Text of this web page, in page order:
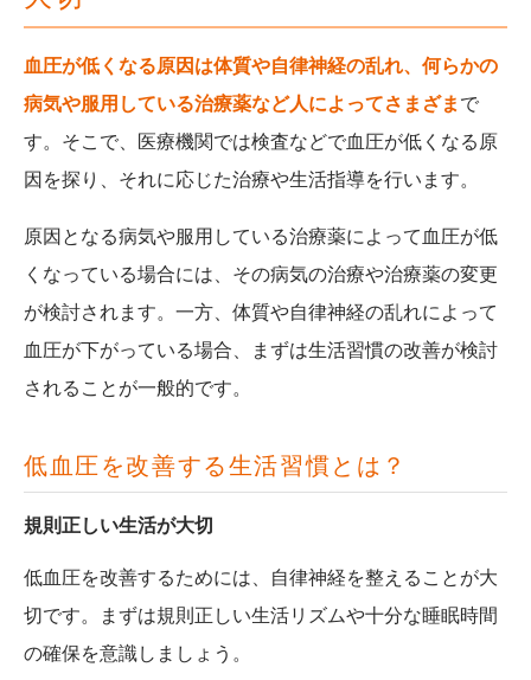
血圧が低くなる原因は体質や自律神経の乱れ、何らかの
病気や服用している治療薬など人によってさまざま で
す。そこで、医療機関では検査などで血圧が低くなる原
因を探り、それに応じた治療や生活指導を行います。
原因となる病気や服用している治療薬によって血圧が低
くなっている場合には、その病気の治療や治療薬の変更
が検討されます。一方、体質や自律神経の乱れによって
血圧が下がっている場合、まずは生活習慣の改善が検討
されることが一般的です。
低血圧を改善する生活習慣とは？
規則正しい生活が大切
低血圧を改善するためには、自律神経を整えることが大
切です。まずは規則正しい生活リズムや十分な睡眠時間
の確保を意識しましょう。